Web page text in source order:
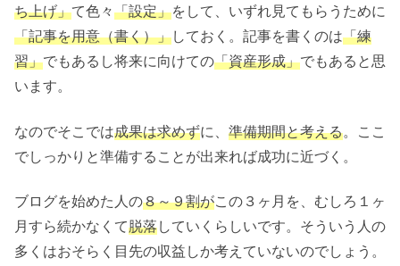
ち上げ」て色々「設定」をして、いずれ見てもらうために
「記事を用意（書く）」しておく。記事を書くのは「練
習」でもあるし将来に向けての「資産形成」でもあると思
います。
なのでそこでは成果は求めずに、 準備期間と考える。ここ
でしっかりと準備することが出来れば成功に近づく。
ブログを始めた人の８～９割がこの３ヶ月を、むしろ１ヶ
月すら続かなくて脱落していくらしいです。そういう人の
多くはおそらく目先の収益しか考えていないのでしょう。